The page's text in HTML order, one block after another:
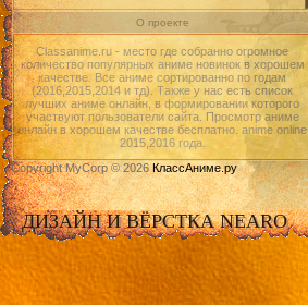
О проекте
Classanime.ru - место где собранно огромное
количество популярных аниме новинок в хорошем
качестве. Все аниме сортированно по годам
(2016,2015,2014 и тд). Также у нас есть список
лучших аниме онлайн, в формировании которого
участвуют пользователи сайта. Просмотр аниме
онлайн в хорошем качестве бесплатно. anime online
2015,2016 года.
Copyright MyCorp © 2026КлассАниме.ру
ДИЗАЙН И ВЁРСТКА NEARO